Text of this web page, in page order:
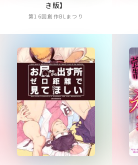
き版】
第16回創作BLまつり